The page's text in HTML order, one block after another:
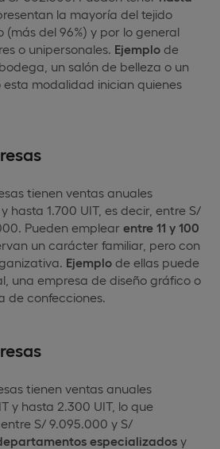
la mayoría del tejido
del 96%) y por lo general
o unipersonales. Ejemplo de
un salón de belleza o un
modalidad inician quienes
tienen ventas anuales
hasta 1.700 UIT, es decir, entre S/
Pueden emplear entre 11 y 100
un carácter familiar, pero con
Ejemplo de ellas puede
una empresa de diseño gráfico o
de confecciones.
tienen ventas anuales
y hasta 2.300 UIT, lo que
S/ 9.095.000 y S/
especializados y